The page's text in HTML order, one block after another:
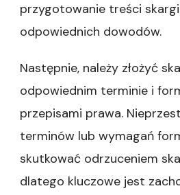
przygotowanie treści
odpowiednich dowodów.
Następnie, należy złożyć
odpowiednim terminie i
przepisami prawa.
terminów lub wymagań
skutkować odrzuceniem
dlatego kluczowe jest